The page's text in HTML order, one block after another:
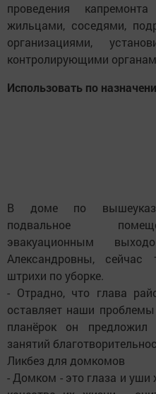
проведения
жильцами, соседями,
организациями,
контролирующими
Использовать по
В доме по
подвальное
эвакуационным
Александровны, сейчас
штрихи по уборке.
- Отрадно, что глава
оставляет наши
планёрок он предложил
занятий
Ликбез для домкомов
- Домком - это глаза и